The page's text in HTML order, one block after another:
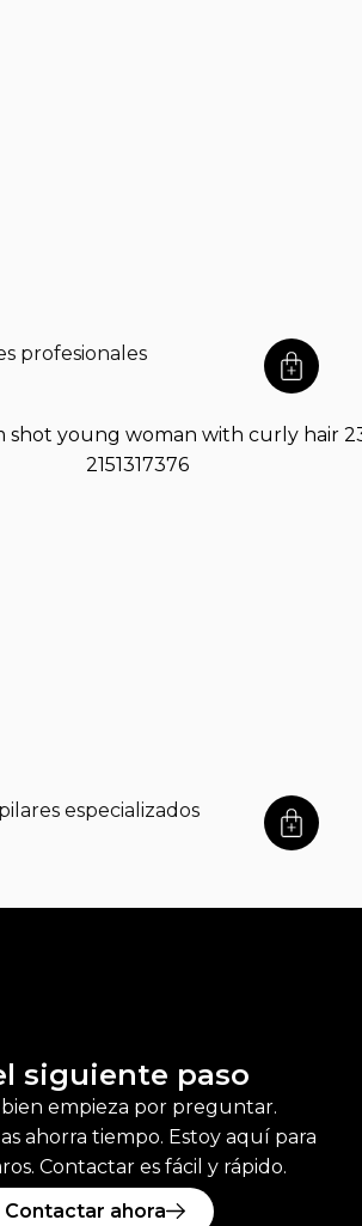
profesionales
especializados
siguiente paso
empieza por preguntar.
ahorra tiempo. Estoy aquí para
Contactar es fácil y rápido.
Contactar ahora